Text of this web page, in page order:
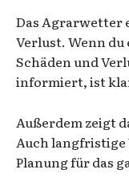
Das Agrarwetter
Verlust. Wenn
Schäden und
informiert, ist
Außerdem zeigt
Auch langfristige
Planung für das